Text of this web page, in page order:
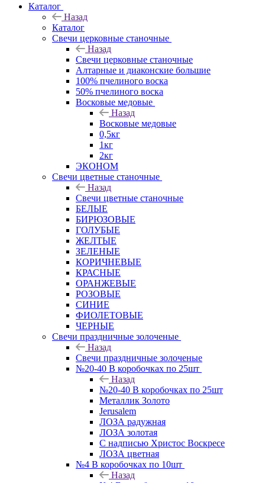
Каталог
Назад
Каталог
Свечи церковные станочные
Назад
Свечи церковные станочные
Алтарные и диаконские большие
100% пчелиного воска
50% пчелиного воска
Восковые медовые
Назад
Восковые медовые
0,5кг
1кг
2кг
ЭКОНОМ
Свечи цветные станочные
Назад
Свечи цветные станочные
БЕЛЫЕ
БИРЮЗОВЫЕ
ГОЛУБЫЕ
ЖЕЛТЫЕ
ЗЕЛЕНЫЕ
КОРИЧНЕВЫЕ
КРАСНЫЕ
ОРАНЖЕВЫЕ
РОЗОВЫЕ
СИНИЕ
ФИОЛЕТОВЫЕ
ЧЕРНЫЕ
Свечи праздничные золоченые
Назад
Свечи праздничные золоченые
№20-40 В коробочках по 25шт
Назад
№20-40 В коробочках по 25шт
Металлик Золото
Jerusalem
ЛОЗА радужная
ЛОЗА золотая
С надписью Христос Воскресе
ЛОЗА цветная
№4 В коробочках по 10шт
Назад